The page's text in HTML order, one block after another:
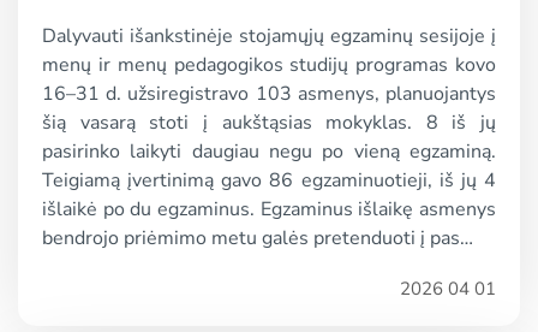
Dalyvauti išankstinėje stojamųjų egzaminų sesijoje į
menų ir menų pedagogikos studijų programas kovo
16–31 d. užsiregistravo 103 asmenys, planuojantys
šią vasarą stoti į aukštąsias mokyklas. 8 iš jų
pasirinko laikyti daugiau negu po vieną egzaminą.
Teigiamą įvertinimą gavo 86 egzaminuotieji, iš jų 4
išlaikė po du egzaminus. Egzaminus išlaikę asmenys
bendrojo priėmimo metu galės pretenduoti į pas…
2026 04 01